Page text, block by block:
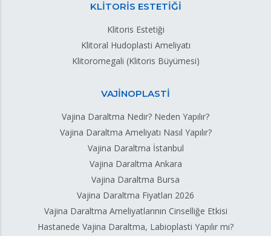
KLİTORİS ESTETİĞİ
Klitoris Estetiği
Klitoral Hudoplasti Ameliyatı
Klitoromegali (Klitoris Büyümesi)
VAJİNOPLASTİ
Vajina Daraltma Nedir? Neden Yapılır?
Vajina Daraltma Ameliyatı Nasıl Yapılır?
Vajina Daraltma İstanbul
Vajina Daraltma Ankara
Vajina Daraltma Bursa
Vajina Daraltma Fiyatları 2026
Vajina Daraltma Ameliyatlarının Cinselliğe Etkisi
Hastanede Vajina Daraltma, Labioplasti Yapılır mı?